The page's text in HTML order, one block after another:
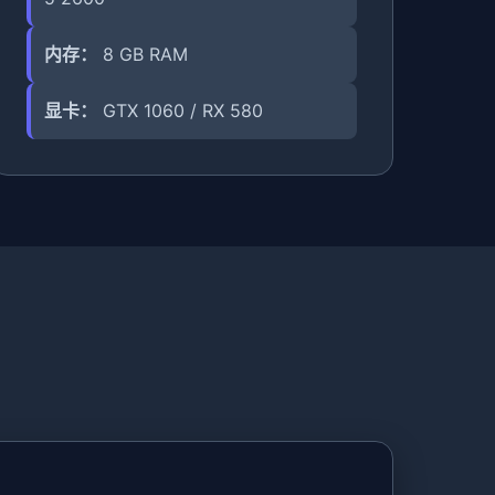
内存： 8 GB RAM
显卡： GTX 1060 / RX 580